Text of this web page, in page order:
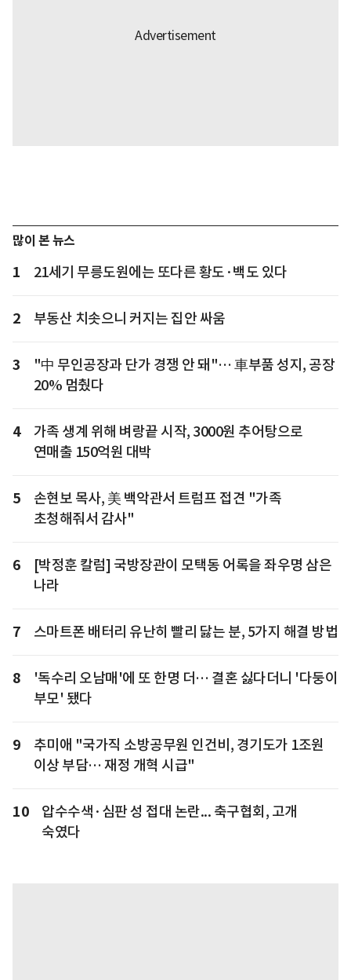
많이 본 뉴스
1 21세기 무릉도원에는 또다른 황도·백도 있다
2 부동산 치솟으니 커지는 집안 싸움
3
"中 무인공장과 단가 경쟁 안 돼"… 車부품 성지, 공장
20% 멈췄다
4
가족 생계 위해 벼랑끝 시작, 3000원 추어탕으로
연매출 150억원 대박
5
손현보 목사, 美 백악관서 트럼프 접견 "가족
초청해줘서 감사"
6
[박정훈 칼럼] 국방장관이 모택동 어록을 좌우명 삼은
나라
7 스마트폰 배터리 유난히 빨리 닳는 분, 5가지 해결 방법
8
'독수리 오남매'에 또 한명 더… 결혼 싫다더니 '다둥이
부모' 됐다
9
추미애 "국가직 소방공무원 인건비, 경기도가 1조원
이상 부담… 재정 개혁 시급"
10
압수수색·심판 성 접대 논란... 축구협회, 고개
숙였다